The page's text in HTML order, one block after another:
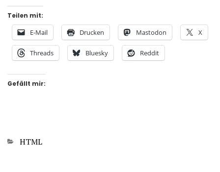
Teilen mit:
E-Mail Drucken Mastodon X
Threads Bluesky Reddit
Gefällt mir:
Kategorien
HTML